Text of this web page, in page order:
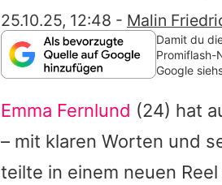
25.10.25, 12:48 - Malin
Damit du
Promiflash-
Google
Emma Fernlund (24) hat
– mit klaren Worten und
teilte in einem neuen